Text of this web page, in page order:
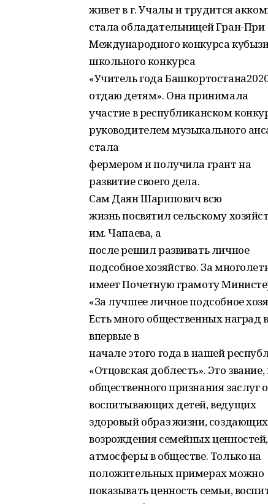
живет в г. Учалы и трудится
стала обладательницей Гран-При
Международного конкурса
школьного конкурса
«Учитель года
отдаю детям». Она принимала
участие в республиканском
руководителем музыкального
стала
фермером и получила грант на
развитие своего дела.
Сам Даян Шарипович всю
жизнь посвятил сельскому
им. Чапаева, а
после решил развивать личное
подсобное хозяйство. За
имеет Почетную грамоту
«За лучшее личное подсобное
Есть много общественных наград
впервые в
начале этого года в нашей
«Отцовская доблесть». Это
общественного признания заслуг
воспитывающих детей, ведущих
здоровый образ жизни,
возрождения семейных
атмосферы в обществе. Только на
положительных примерах можно
показывать ценность семьи,